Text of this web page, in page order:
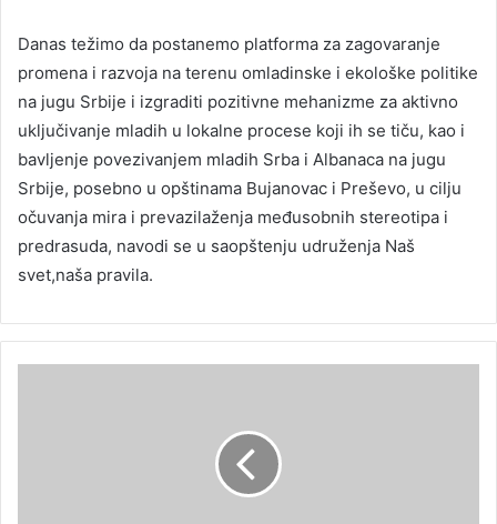
Danas težimo da postanemo platforma za zagovaranje
promena i razvoja na terenu omladinske i ekološke politike
na jugu Srbije i izgraditi pozitivne mehanizme za aktivno
uključivanje mladih u lokalne procese koji ih se tiču, kao i
bavljenje povezivanjem mladih Srba i Albanaca na jugu
Srbije, posebno u opštinama Bujanovac i Preševo, u cilju
očuvanja mira i prevazilaženja međusobnih stereotipa i
predrasuda, navodi se u saopštenju udruženja Naš
svet,naša pravila.